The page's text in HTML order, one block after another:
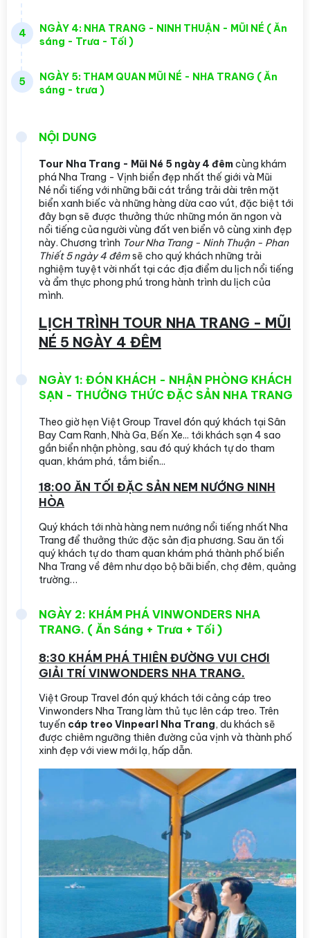
4
NGÀY 4: NHA TRANG - NINH THUẬN - MŨI NÉ ( Ăn
sáng - Trưa - Tối )
5
NGÀY 5: THAM QUAN MŨI NÉ - NHA TRANG ( Ăn
sáng - trưa )
NỘI DUNG
Tour Nha Trang - Mũi Né 5 ngày 4 đêmcùng khám
phá Nha Trang - Vịnh biển đẹp nhất thế giới và Mũi
Né nổi tiếng với những bãi cát trắng trải dài trên mặt
biển xanh biếc và những hàng dừa cao vút, đặc biệt tới
đây bạn sẽ được thưởng thức những món ăn ngon và
nổi tiếng của người vùng đất ven biển vô cùng xinh đẹp
này. Chương trình Tour Nha Trang - Ninh Thuận - Phan
Thiết 5 ngày 4 đêmsẽ cho quý khách những trải
nghiệm tuyệt vời nhất tại các địa điểm du lịch nổi tiếng
và ẩm thực phong phú trong hành trình du lịch của
mình.
LỊCH TRÌNH TOUR NHA TRANG - MŨI
NÉ 5 NGÀY 4 ĐÊM
NGÀY 1: ĐÓN KHÁCH - NHẬN PHÒNG KHÁCH
SẠN - THƯỞNG THỨC ĐẶC SẢN NHA TRANG
Theo giờ hẹn Việt Group Travel đón quý khách tại Sân
Bay Cam Ranh, Nhà Ga, Bến Xe... tới khách sạn 4 sao
gần biển nhận phòng, sau đó quý khách tự do tham
quan, khám phá, tắm biển...
18:00 ĂN TỐI ĐẶC SẢN NEM NƯỚNG NINH
HÒA
Quý khách tới nhà hàng nem nướng nổi tiếng nhất Nha
Trang để thưởng thức đặc sản địa phương. Sau ăn tối
quý khách tự do tham quan khám phá thành phố biển
Nha Trang về đêm như dạo bộ bãi biển, chợ đêm, quảng
trường…
NGÀY 2: KHÁM PHÁ VINWONDERS NHA
TRANG. ( Ăn Sáng + Trưa + Tối )
8:30 KHÁM PHÁ THIÊN ĐƯỜNG VUI CHƠI
GIẢI TRÍ VINWONDERS NHA TRANG.
Việt Group Travel đón quý khách tới cảng cáp treo
Vinwonders Nha Trang làm thủ tục lên cáp treo. Trên
tuyến cáp treo Vinpearl Nha Trang, du khách sẽ
được chiêm ngưỡng thiên đường của vịnh và thành phố
xinh đẹp với view mới lạ, hấp dẫn.